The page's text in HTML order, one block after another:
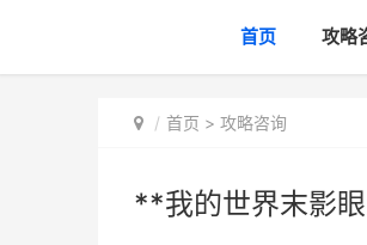
首页 攻略
首页 > 攻略咨询
**我的世界末影